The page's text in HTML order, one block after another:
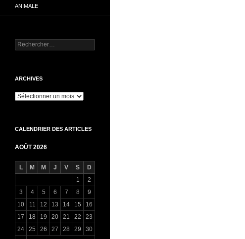
ANIMALE
Rechercher :
ARCHIVES
Archives
CALENDRIER DES ARTICLES
AOÛT 2026
L M M J V S
D
1
2
3
4 5 6 7 8
9
10
11 12 13 14 15
16
17
18 19 20 21 22
23
24
25 26 27 28 29
30